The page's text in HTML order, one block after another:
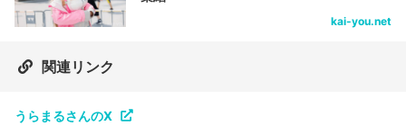
kai-you.net
関連リンク
うらまるさんのX